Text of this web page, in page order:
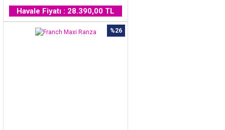
Havale Fiyatı : 28.390,00 TL
%26